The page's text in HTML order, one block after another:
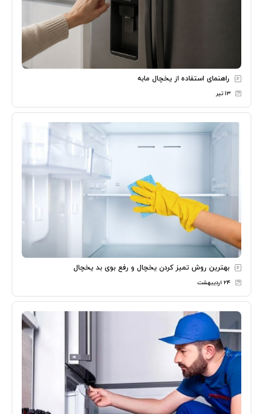
راهنمای استفاده از یخچال مابه
۱۳ تیر
بهترین روش تمیز کردن یخچال و رفع بوی بد یخچال
۲۴ اردیبهشت